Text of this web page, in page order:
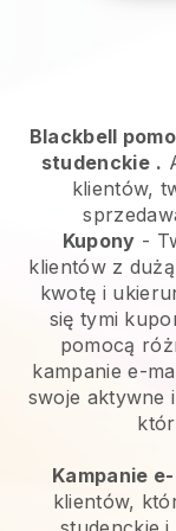
Blackbell
studenckie .
klientów,
Kupony -
klientów z
kwotę i
się tymi
pomocą
kampanie e-
swoje aktywne
Kampanie
klientów,